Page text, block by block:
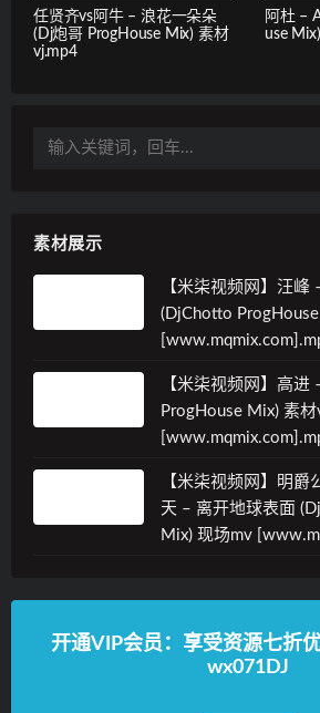
任贤齐vs阿牛 – 浪花一朵朵
(Dj炮哥 ProgHouse Mix) 素材
vj.mp4
阿杜 –
use
素材展示
【米柒视频网】汪峰
(DjChotto
【米柒视频网】高进
ProgHouse Mix) 素材
【米柒视频网】明爵
天 – 离开地球表面
Mix) 现场mv
开通VIP会员：享受资源七折
wx071DJ